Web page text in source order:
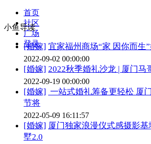
首页
社区
广场
登录
小鱼导读
[婚嫁] 宜家福州商场“家 因你而生
2022-09-02 00:00:00
[婚嫁] 2022秋季婚礼沙龙 | 厦门马
2022-09-19 00:00:00
[婚嫁] 一站式婚礼筹备更轻松 厦
节将
2022-05-09 16:11:57
[婚嫁] 厦门独家浪漫仪式感摄影
墅2.0